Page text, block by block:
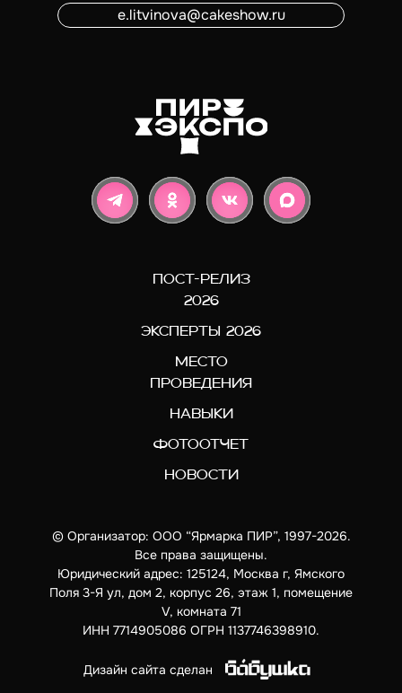
e.litvinova@cakeshow.ru
ПОСТ-РЕЛИЗ
2026
ЭКСПЕРТЫ 2026
МЕСТО
ПРОВЕДЕНИЯ
НАВЫКИ
ФОТООТЧЕТ
НОВОСТИ
© Организатор: ООО “Ярмарка ПИР”, 1997-2026.
Все права защищены.
Юридический адрес: 125124, Москва г, Ямского
Поля 3-Я ул, дом 2, корпус 26, этаж 1, помещение
V, комната 71
ИНН 7714905086 ОГРН 1137746398910.
Дизайн сайта сделан